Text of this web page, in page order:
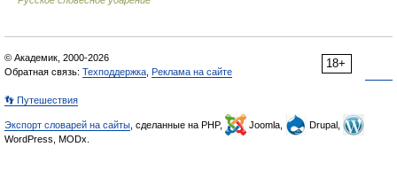
18+
© Академик, 2000-2026
Обратная связь: Техподдержка Реклама на сайте
👣 Путешествия
Экспорт словарей на сайты , сделанные на PHP, Joomla,
Drupal,
WordPress, MODx.